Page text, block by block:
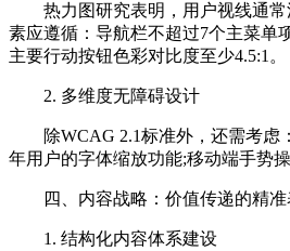
热力图研究表明，用户视线通常
素应遵循：导航栏不超过7个主菜单
主要行动按钮色彩对比度至少4.5:1。
2. 多维度无障碍设计
除WCAG 2.1标准外，还需考虑
年用户的字体缩放功能;移动端手势
四、内容战略：价值传递的精准
1. 结构化内容体系建设